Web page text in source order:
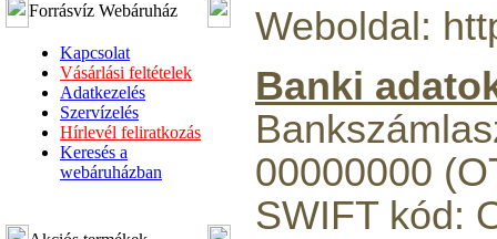
Forrásvíz Webáruház
Kapcsolat
Vásárlási feltételek
Adatkezelés
Szervízelés
Hírlevél feliratkozás
Keresés a
webáruházban
Weboldal:
Banki
00000000
SWIFT kód: